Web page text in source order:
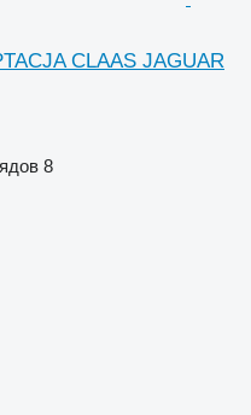
CLAAS JAGUAR
8